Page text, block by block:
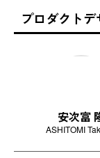
プロダクト
安次富
ASHITOMI